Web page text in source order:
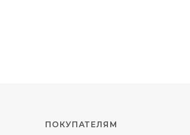
ПОКУПАТЕЛЯМ